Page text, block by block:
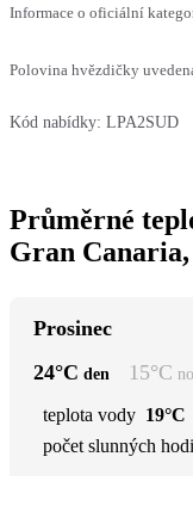
Informace o oficiální
Polovina hvězdičky
Kód nabídky: LPA2SUD
Průměrné
Gran
Prosinec
24°C den 15°C
teplota vody 19°C
počet slunných